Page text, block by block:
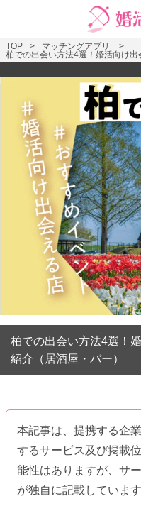
TOP
マッチングアプリ
柏での出会い方法4選！婚活向け出
柏での出会い方法4選！
紹介（居酒屋・バー）
本記事は、提携する企
するサービス及び掲載
能性はありますが、サ
が独自に記載しています